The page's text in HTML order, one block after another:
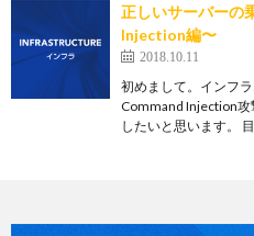
正しいサーバーの
Injection編〜
2018.10.11
初めまして。インフ
Command Injection
したいと思います。